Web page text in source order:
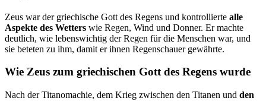
Zeus war der griechische Gott des Regens und kontrollierte alle
Aspekte des Wetters wie Regen, Wind und Donner. Er machte
deutlich, wie lebenswichtig der Regen für die Menschen war, und
sie beteten zu ihm, damit er ihnen Regenschauer gewährte.
Wie Zeus zum griechischen Gott des Regens wurde
Nach der Titanomachie, dem Krieg zwischen den Titanen und den